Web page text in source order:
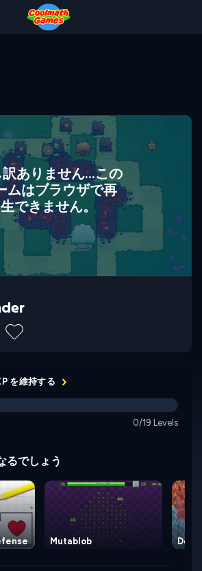
ありません...この
ムはブラウザで再
生できません。
を維持する
0/19 Levels
るでしょう
Mutablob